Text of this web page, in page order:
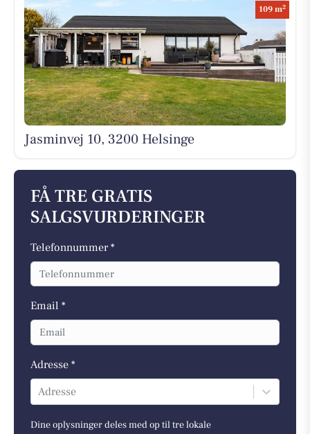
109 m2
Jasminvej 10, 3200 Helsinge
FÅ TRE GRATIS
SALGSVURDERINGER
Telefonnummer *
Email *
Adresse *
Adresse
Dine oplysninger deles med op til tre lokale